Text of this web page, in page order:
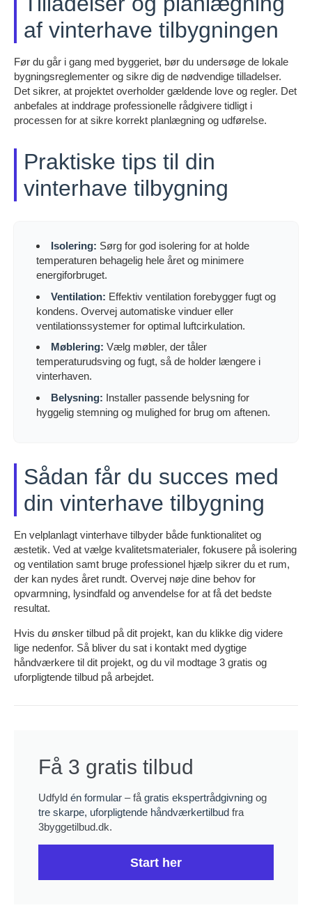
af vinterhave tilbygningen
Før du går i gang med byggeriet, bør du undersøge de lokale
bygningsreglementer og sikre dig de nødvendige tilladelser.
Det sikrer, at projektet overholder gældende love og regler. Det
anbefales at inddrage professionelle rådgivere tidligt i
processen for at sikre korrekt planlægning og udførelse.
Praktiske tips til din
vinterhave tilbygning
Isolering: Sørg for god isolering for at holde
temperaturen behagelig hele året og minimere
energiforbruget.
Ventilation: Effektiv ventilation forebygger fugt og
kondens. Overvej automatiske vinduer eller
ventilationssystemer for optimal luftcirkulation.
Møblering: Vælg møbler, der tåler
temperaturudsving og fugt, så de holder længere i
vinterhaven.
Belysning: Installer passende belysning for
hyggelig stemning og mulighed for brug om aftenen.
Sådan får du succes med
din vinterhave tilbygning
En velplanlagt vinterhave tilbyder både funktionalitet og
æstetik. Ved at vælge kvalitetsmaterialer, fokusere på isolering
og ventilation samt bruge professionel hjælp sikrer du et rum,
der kan nydes året rundt. Overvej nøje dine behov for
opvarmning, lysindfald og anvendelse for at få det bedste
resultat.
Hvis du ønsker tilbud på dit projekt, kan du klikke dig videre
lige nedenfor. Så bliver du sat i kontakt med dygtige
håndværkere til dit projekt, og du vil modtage 3 gratis og
uforpligtende tilbud på arbejdet.
Få 3 gratis tilbud
Udfyld én formular – få gratis ekspertrådgivning og
tre skarpe, uforpligtende håndværkertilbud fra
3byggetilbud.dk.
Start her